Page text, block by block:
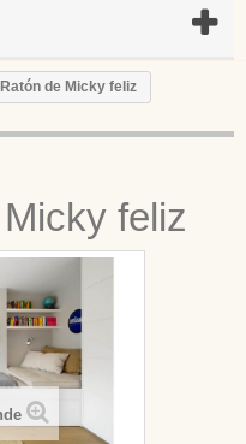
de Micky feliz
feliz